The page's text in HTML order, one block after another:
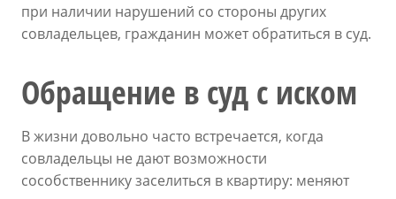
при наличии нарушений со стороны других
совладельцев, гражданин может обратиться в суд.
Обращение в суд с иском
В жизни довольно часто встречается, когда
совладельцы не дают возможности
сособственнику заселиться в квартиру: меняют